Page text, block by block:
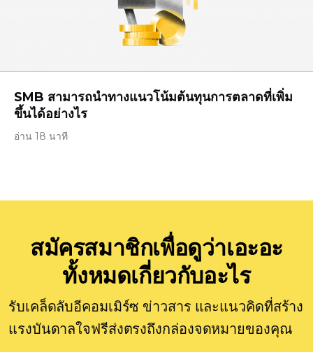
SMB สามารถนำทางแนวโน้มต้นทุนการตลาดที่เพิ่ม
ขึ้นได้อย่างไร
อ่าน 18 นาที
สมัครสมาชิกเพื่อดูว่าเอะอะ
ทั้งหมดเกี่ยวกับอะไร
รับเคล็ดลับอีคอมเมิร์ซ ข่าวสาร และแนวคิดที่สร้าง
แรงบันดาลใจฟรีส่งตรงถึงกล่องจดหมายของคุณ